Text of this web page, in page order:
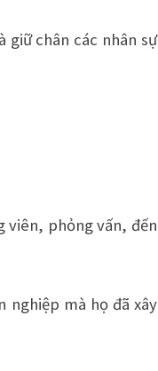
chân các nhân sự
viên, phỏng vấn, đến
nghiệp mà họ đã xây